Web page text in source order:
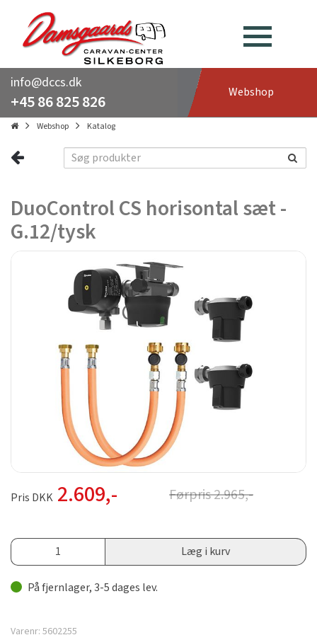
info@dccs.dk
+45 86 825 826 Webshop
Webshop Katalog
DuoControl CS horisontal sæt -
G.12/tysk
Pris DKK 2.609,- Førpris2.965,-
Læg i kurv
På fjernlager, 3-5 dages lev.
Varenr: 5602255